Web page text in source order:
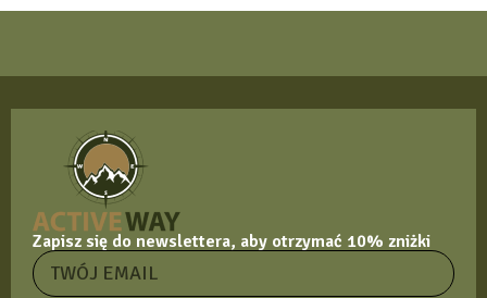
Zapisz się do newslettera, aby otrzymać 10% zniżki